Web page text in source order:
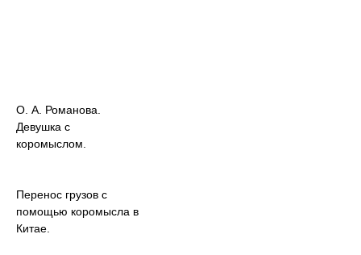
О. А. Романова.
Девушка с
коромыслом.
Перенос грузов с
помощью коромысла в
Китае.